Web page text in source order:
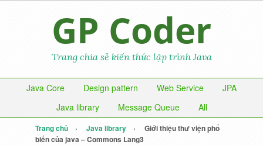
GP Coder
Trang chia sẻ kiến thức lập trình Java
Java Core Design pattern Web Service
JPA
Java library
Message Queue All
Trang chủ Java library
Giới thiệu thư viện phổ
biến của java – Commons Lang3